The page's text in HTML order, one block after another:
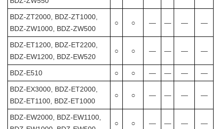
BDZ-ZT2000, BDZ-ZT1000,
BDZ-ZW1000, BDZ-ZW500
○ ○ ― ― ― ―
BDZ-ET1200, BDZ-ET2200,
BDZ-EW1200, BDZ-EW520
○ ○ ― ― ― ―
BDZ-E510 ○ ○ ― ― ― ―
BDZ-EX3000, BDZ-ET2000,
BDZ-ET1100, BDZ-ET1000
○ ○ ― ― ― ―
BDZ-EW2000, BDZ-EW1100,
○ ○ ― ― ― ―